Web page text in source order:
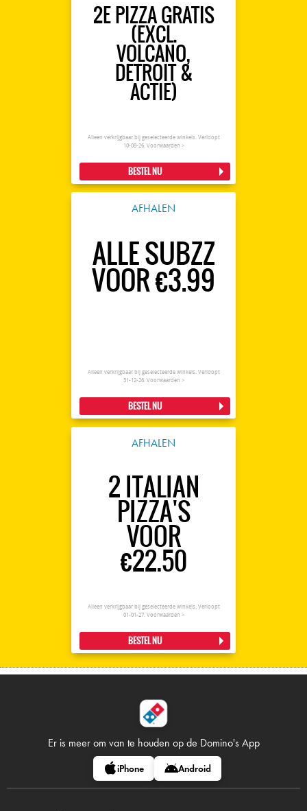
2E PIZZA GRATIS
(EXCL.
VOLCANO,
DETROIT &
ACTIE)
Alleen verkrijgbaar bij geselecteerde winkels. Verloopt
10-08-26. Voorwaarden >
BESTEL NU
AFHALEN
ALLE SUBZZ
VOOR €3.99
Alleen verkrijgbaar bij geselecteerde winkels. Verloopt
31-12-26. Voorwaarden >
BESTEL NU
AFHALEN
2 ITALIAN
PIZZA'S
VOOR
€22.50
Alleen verkrijgbaar bij geselecteerde winkels. Verloopt
01-01-27. Voorwaarden >
BESTEL NU
Er is meer om van te houden op de Domino's App
iPhone Android